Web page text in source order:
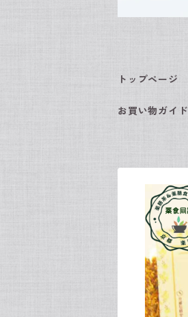
トップページ
お買い物ガイド